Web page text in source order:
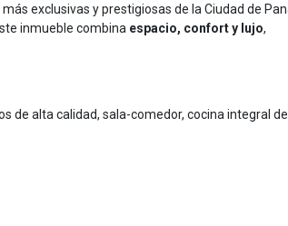
exclusivas y prestigiosas de la Ciudad de
inmueble combina espacio, confort y lujo,
de alta calidad, sala-comedor, cocina integral de